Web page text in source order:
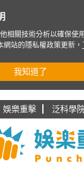
娛樂重擊 泛科學
相關技術分析以確保使
站的隱私權政策更新，
我知道了